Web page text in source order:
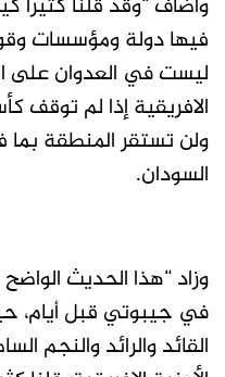
فيها دولة ومؤسسات
ليست في العدوان على
الافريقية إذا لم توقف
ولن تستقر المنطقة بما
السودان.
وزاد “هذا الحديث
في جيبوتي قبل أيام،
القائد والرائد والنجم